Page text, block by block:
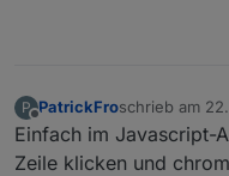
P
Offline
PatrickFroschrieb am
zuletzt editiert
Einfach im Javascript-
Zeile klicken und